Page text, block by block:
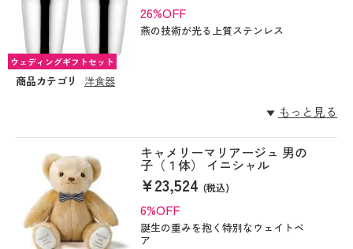
ウェディングギフトセット
26%OFF
燕の技術が光る上質ステンレス
商品カテゴリ 洋食器
もっと見る
キャメリーマリアージュ 男の
子（１体） イニシャル
¥23,524(税込)
6%OFF
誕生の重みを抱く特別なウェイトベ
ア